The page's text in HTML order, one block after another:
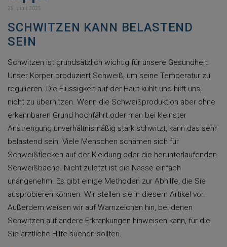
25. Juni 2025
SCHWITZEN KANN BELASTEND
SEIN
Schwitzen ist grundsätzlich wichtig für unsere Gesundheit:
Unser Körper produziert Schweiß, um seine Temperatur zu
regulieren. Die Flüssigkeit auf der Haut kühlt und hilft uns,
nicht zu überhitzen. Wenn die Schweißproduktion aber ohne
erkennbaren Grund hochfährt oder man bei kleinster
Anstrengung unverhältnismäßig stark schwitzt, kann das sehr
belastend sein. Viele Menschen schämen sich für
Schweißflecken auf der Kleidung oder die herunterlaufenden
Schweißbäche. Nicht zuletzt ist die Nässe einfach
unangenehm. Es gibt einige Methoden zur Abhilfe, die Sie
ausprobieren können. Wir stellen sie in diesem Artikel vor.
Außerdem weisen wir auf Warnzeichen hin, bei denen
Schwitzen auf andere Erkrankungen hinweisen kann, für die
Sie ärztliche Hilfe suchen sollten.